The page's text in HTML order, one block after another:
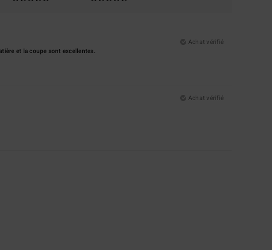
Achat vérifié
et la coupe sont excellentes.
Achat vérifié